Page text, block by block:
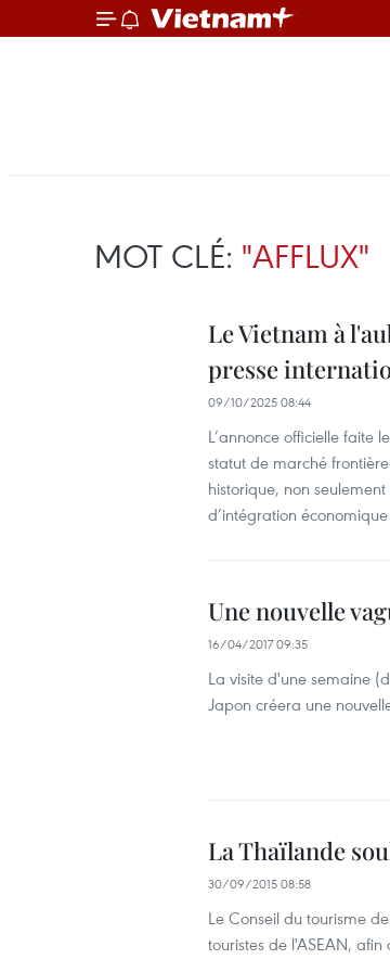
MOT CLÉ: "AFFLUX"
Le Vietnam à
presse
09/10/2025 08:44
L’annonce officielle faite
statut de marché
historique, non
d’intégration
Une nouvelle
16/04/2017 09:35
La visite d'une semaine
Japon ​créera une
La Thaïlande
30/09/2015 08:58
Le Conseil du tourisme
touristes de l'ASEAN,